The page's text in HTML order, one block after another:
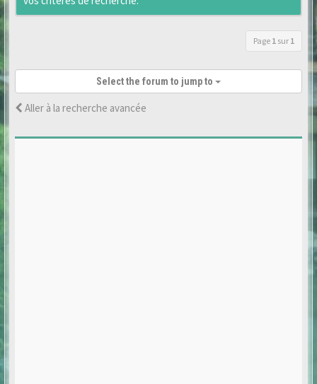
Page 1 sur 1
Select the forum to jump to
Aller à la recherche avancée